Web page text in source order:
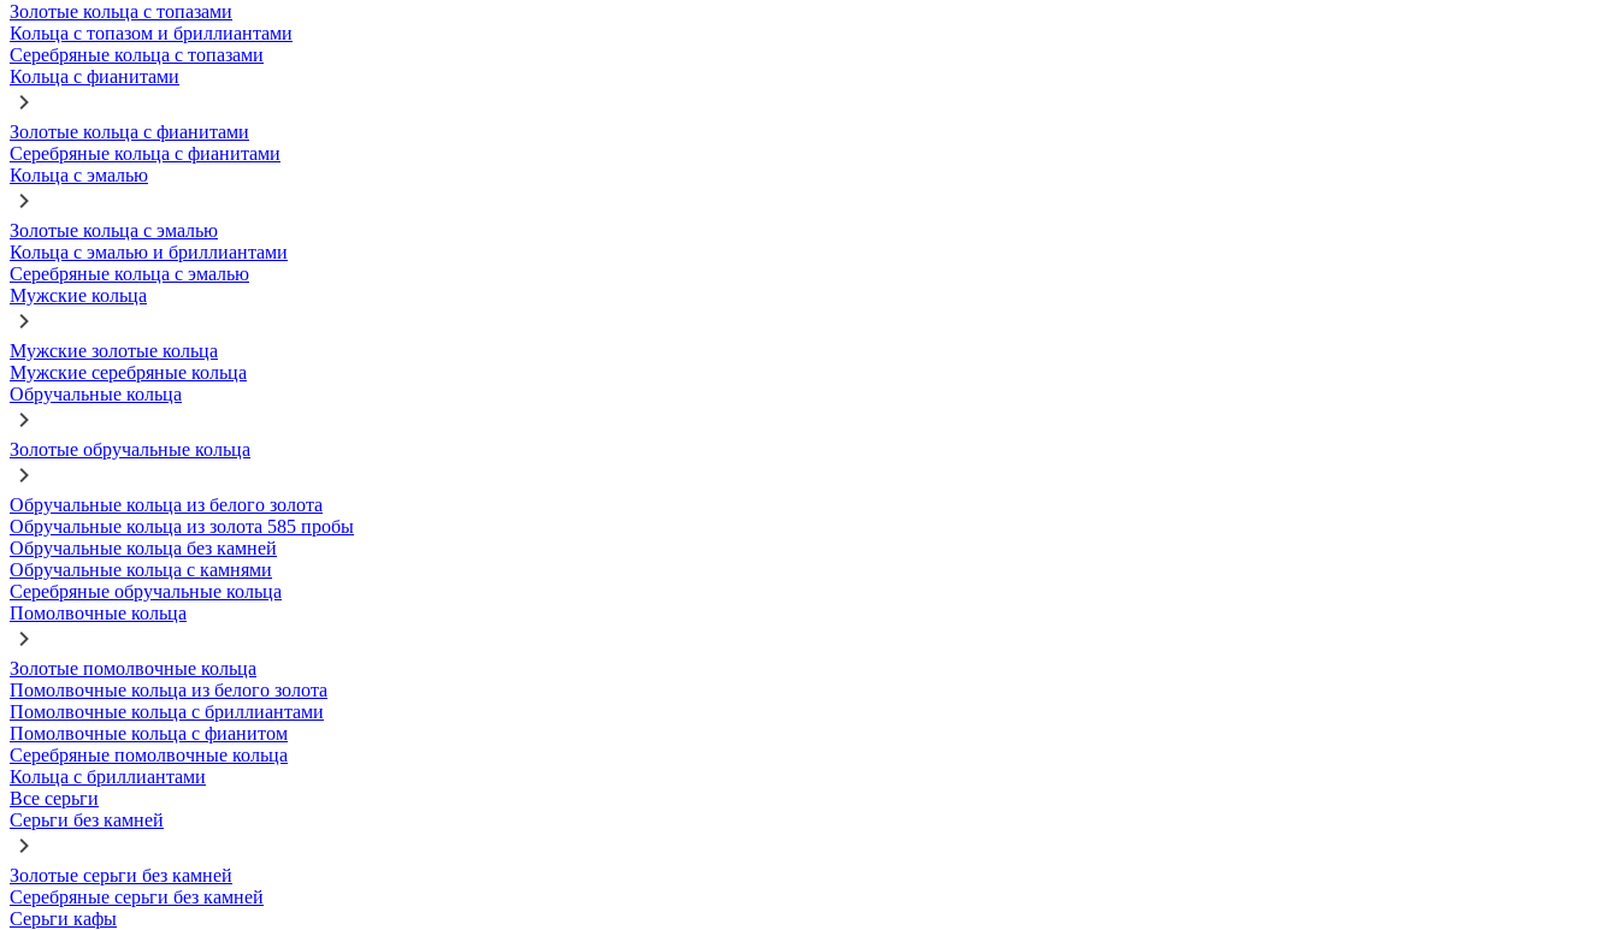
Золотые кольца с топазами
Кольца с топазом и бриллиантами
Серебряные кольца с топазами
Кольца с фианитами
Золотые кольца с фианитами
Серебряные кольца с фианитами
Кольца с эмалью
Золотые кольца с эмалью
Кольца с эмалью и бриллиантами
Серебряные кольца с эмалью
Мужские кольца
Мужские золотые кольца
Мужские серебряные кольца
Обручальные кольца
Золотые обручальные кольца
Обручальные кольца из белого золота
Обручальные кольца из золота 585 пробы
Обручальные кольца без камней
Обручальные кольца с камнями
Серебряные обручальные кольца
Помолвочные кольца
Золотые помолвочные кольца
Помолвочные кольца из белого золота
Помолвочные кольца с бриллиантами
Помолвочные кольца с фианитом
Серебряные помолвочные кольца
Кольца с бриллиантами
Все серьги
Серьги без камней
Золотые серьги без камней
Серебряные серьги без камней
Серьги кафы